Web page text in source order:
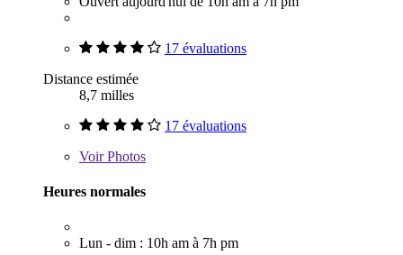
17 évaluations
Distance estimée
8,7 milles
17 évaluations
VoirPhotos
Heures normales
Lun - dim : 10h am à 7h pm